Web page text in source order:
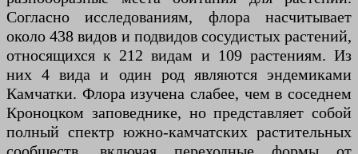
Согласно исследованиям, флора насчитывает
около 438 видов и подвидов сосудистых растений,
относящихся к 212 видам и 109 растениям. Из
них 4 вида и один род являются эндемиками
Камчатки. Флора изучена слабее, чем в соседнем
Кроноцком заповеднике, но представляет собой
полный спектр южно-камчатских растительных